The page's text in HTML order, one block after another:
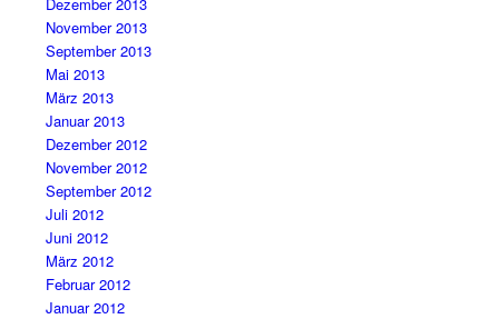
November 2013
September 2013
Mai 2013
März 2013
Januar 2013
Dezember 2012
November 2012
September 2012
Juli 2012
Juni 2012
März 2012
Februar 2012
Januar 2012